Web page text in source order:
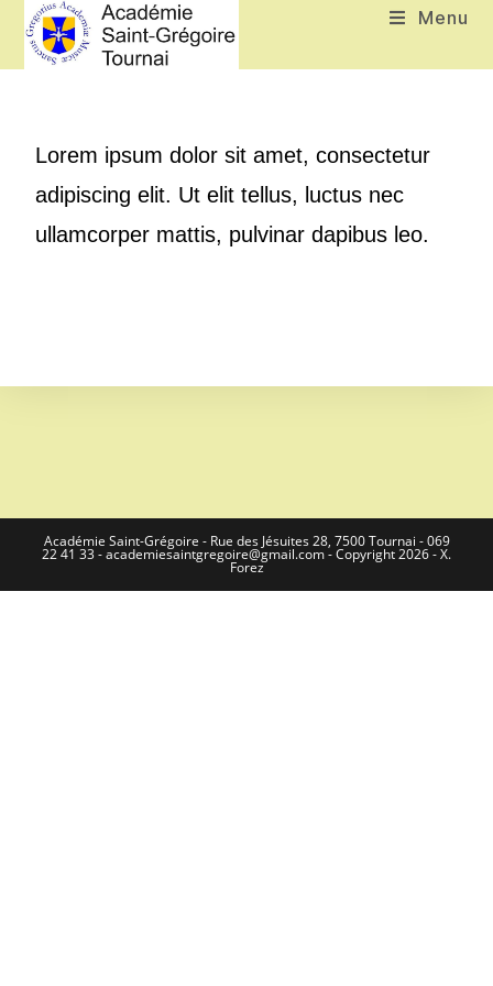
Menu
Lorem ipsum dolor sit amet, consectetur
adipiscing elit. Ut elit tellus, luctus nec
ullamcorper mattis, pulvinar dapibus leo.
Académie Saint-Grégoire - Rue des Jésuites 28, 7500 Tournai - 069
22 41 33 - academiesaintgregoire@gmail.com - Copyright 2026 - X.
Forez